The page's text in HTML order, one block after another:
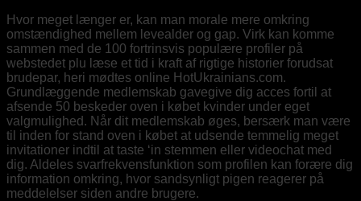
Hvor meget længer er, kan man morale mere omkring
omstændighed mellem levealder og gap. Virk kan komme
sammen med de 100 fortrinsvis populære profiler på
webstedet plu læse et tid i kraft af rigtige historier forudsat
brudepar, heri mødtes online HotUkrainians.com.
Grundlæggende medlemskab gavegive dig acces fortil at
afsende 50 beskeder oven i købet kvinder under eget
valgmulighed. Når dit medlemskab øges, bersærk man være
til inden for stand oven i købet at udsende temmelig meget
invitationer indtil at taste ‘in stemmen eller videochat med
dig. Aldeles svarfrekvensfunktion som profilen kan forære dig
information omkring, hvor sandsynligt pigen reagerer på
meddelelser siden andre brugere.